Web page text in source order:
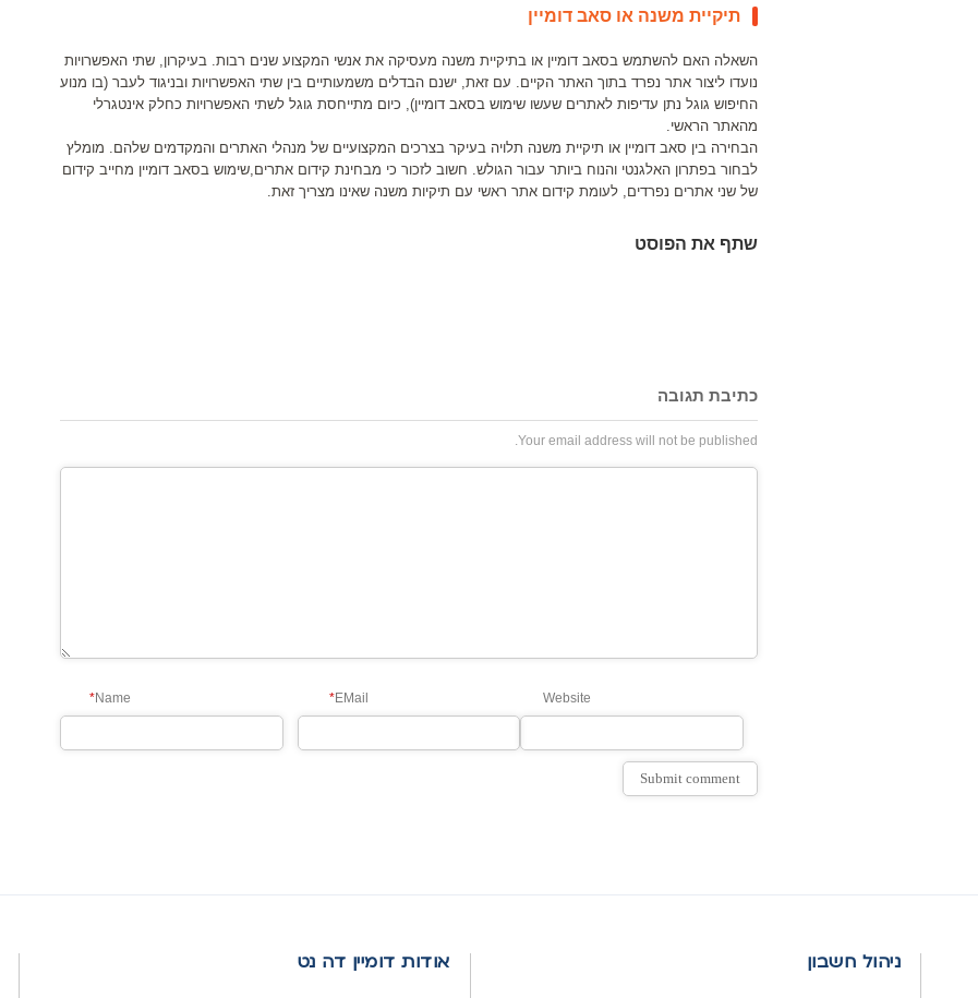
תיקיית משנה או סאב דומיין
השאלה האם להשתמש בסאב דומיין או בתיקיית משנה מעסיקה את אנשי המקצוע שנים רבות. בעיקרון, שתי האפשרויות
נועדו ליצור אתר נפרד בתוך האתר הקיים. עם זאת, ישנם הבדלים משמעותיים בין שתי האפשרויות ובניגוד לעבר (בו מנוע
החיפוש גוגל נתן עדיפות לאתרים שעשו שימוש בסאב דומיין), כיום מתייחסת גוגל לשתי האפשרויות כחלק אינטגרלי
מהאתר הראשי.
הבחירה בין סאב דומיין או תיקיית משנה תלויה בעיקר בצרכים המקצועיים של מנהלי האתרים והמקדמים שלהם. מומלץ
לבחור בפתרון האלגנטי והנוח ביותר עבור הגולש. חשוב לזכור כי מבחינת קידום אתרים,שימוש בסאב דומיין מחייב קידום
של שני אתרים נפרדים, לעומת קידום אתר ראשי עם תיקיות משנה שאינו מצריך זאת.
שתף את הפוסט
כתיבת תגובה
Your email address will not be published.
Name
* EMail
* Website
ניהול חשבון אודות דומיין דה נט